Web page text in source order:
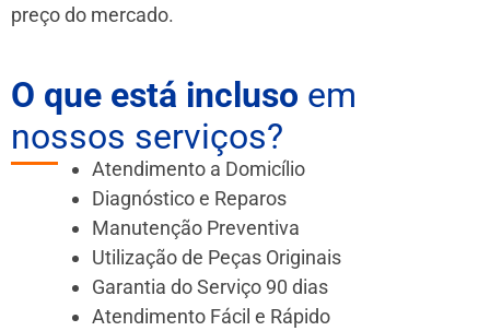
preço do mercado.
O que está incluso em
nossos serviços?
Atendimento a Domicílio
Diagnóstico e Reparos
Manutenção Preventiva
Utilização de Peças Originais
Garantia do Serviço 90 dias
Atendimento Fácil e Rápido